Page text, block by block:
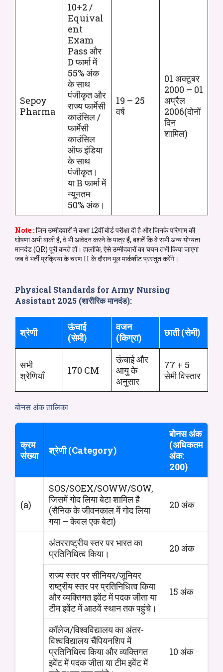
Sepoy
Pharma
10+2 /
Equival
ent
Exam
Pass और
D फार्मा में
55% अंक
के साथ
पंजीकृत और
राज्य फार्मेसी
काउंसिल /
फार्मेसी
काउंसिल
ऑफ इंडिया
के साथ
पंजीकृत।
या B फार्मा में
न्यूनतम
50% अंक।
19 – 25
वर्ष
01 अक्टूबर
2000 – 01
अप्रैल
2006(दोनों
दिन
शामिल)
Note :जिन उम्मीदवारों ने कक्षा 12वीं बोर्ड परीक्षा दी है और जिनके परिणाम की
घोषणा अभी बाकी है, वे भी आवेदन करने के पात्र हैं, बशर्ते कि वे सभी अन्य योग्यता
मानदंड (QR) पूरी करते हों। हालांकि, ऐसे उम्मीदवारों का चयन तभी किया जाएगा
जब वे भर्ती प्रक्रिया के चरण II के दौरान मूल मार्कशीट प्रस्तुत करेंगे।
Physical Standards for Army Nursing
Assistant 2025 (शारीरिक मानदंड):
श्रेणी
ऊंचाई
(सेमी)
वजन
(किग्रा)
छाती (सेमी)
सभी
श्रेणियाँ
170 CM
ऊंचाई और
आयु के
अनुसार
77 + 5
सेमी विस्तार
बोनस अंक तालिका
क्रम
संख्या
श्रेणी (Category)
बोनस अंक
(अधिकतम
अंक:
200)
(a)
SOS/SOEX/SOWW/SOW,
जिसमें गोद लिया बेटा शामिल है
(सैनिक के जीवनकाल में गोद लिया
गया – केवल एक बेटा)
20 अंक
अंतरराष्ट्रीय स्तर पर भारत का
प्रतिनिधित्व किया।
20 अंक
राज्य स्तर पर सीनियर/जूनियर
राष्ट्रीय स्तर पर प्रतिनिधित्व किया
और व्यक्तिगत इवेंट में पदक जीता या
टीम इवेंट में आठवें स्थान तक पहुंचे।
15 अंक
कॉलेज/विश्वविद्यालय का अंतर-
विश्वविद्यालय चैंपियनशिप में
प्रतिनिधित्व किया और व्यक्तिगत
इवेंट में पदक जीता या टीम इवेंट में
10 अंक